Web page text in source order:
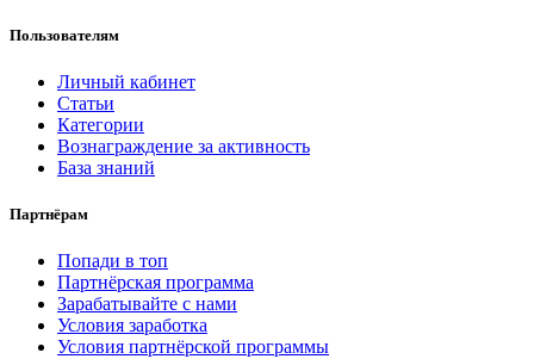
Пользователям
Личный кабинет
Статьи
Категории
Вознаграждение за активность
База знаний
Партнёрам
Попади в топ
Партнёрская программа
Зарабатывайте с нами
Условия заработка
Условия партнёрской программы